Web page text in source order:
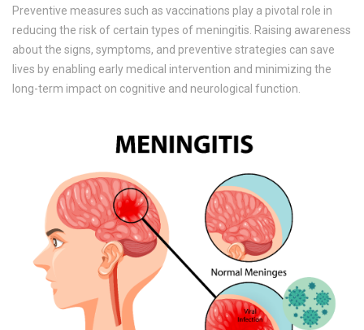
Preventive measures such as vaccinations play a pivotal role in
reducing the risk of certain types of meningitis. Raising awareness
about the signs, symptoms, and preventive strategies can save
lives by enabling early medical intervention and minimizing the
long-term impact on cognitive and neurological function.